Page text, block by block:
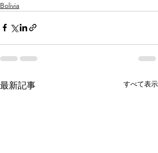
Bolivia
最新記事 すべて表示